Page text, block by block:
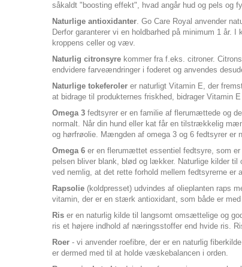
såkaldt "boosting effekt", hvad angår hud og pels og
Naturlige antioxidanter. Go Care Royal anvender
Derfor garanterer vi en holdbarhed på minimum 1 år.
kroppens celler og væv.
Naturlig citronsyre kommer fra f.eks. citroner.
endvidere farveændringer i foderet og anvendes
Naturlige tokeferoler er naturligt Vitamin E, der
at bidrage til produkternes friskhed, bidrager Vitamin
Omega 3 fedtsyrer er en familie af flerumættede og
normalt. Når din hund eller kat får en tilstrækkelig
og hørfrøolie. Mængden af omega 3 og 6 fedtsyrer er
Omega 6 er en flerumættet essentiel fedtsyre, som
pelsen bliver blank, blød og lækker. Naturlige kilder
ved nemlig, at det rette forhold mellem fedtsyrerne er
Rapsolie (koldpresset) udvindes af olieplanten raps
vitamin, der er en stærk antioxidant, som både er
Ris er en naturlig kilde til langsomt omsættelige og
ris et højere indhold af næringsstoffer end hvide ris.
Roer - vi anvender roefibre, der er en naturlig
er dermed med til at holde væskebalancen i orden.